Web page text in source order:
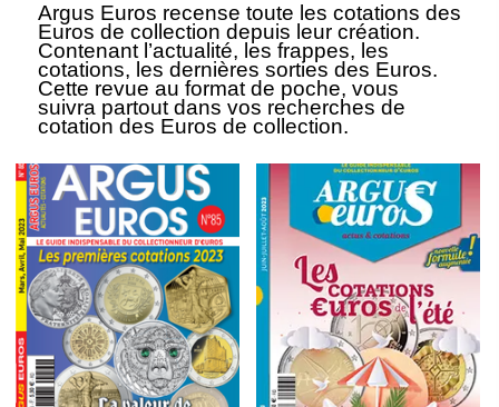
Argus Euros recense toute les cotations des
Euros de collection depuis leur création.
Contenant l’actualité, les frappes, les
cotations, les dernières sorties des Euros.
Cette revue au format de poche, vous
suivra partout dans vos recherches de
cotation des Euros de collection.